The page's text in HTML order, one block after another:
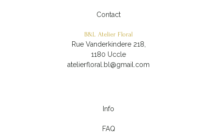
Contact
B&L Atelier Floral
Rue Vanderkindere 218,
1180 Uccle
atelierfloral.bl@gmail.com
Info
FAQ